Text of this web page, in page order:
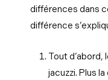
différences dans
différence
Tout d’abord,
jacuzzi. Plus